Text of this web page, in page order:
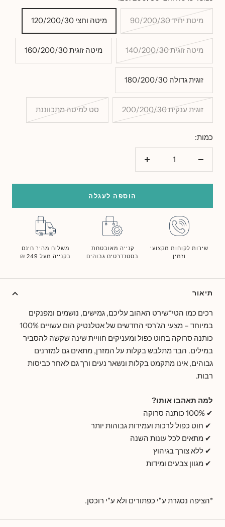
מיטת יחיד 90/200/30 מיטה וחצי 120/200/30
מיטה זוגית 140/200/30 מיטה זוגית 160/200/30
זוגית גדולה 180/200/30
זוגית ענקית 200/200/30 סט למיטה מתכווננת
כמות:
הוסף
הוספה לעגלה
שירות לקוחות מקצועי
וזמין
קנייה מאובטחת
בסטנדרטים גבוהים
משלוח מהיר חינם
בקנייה מעל 249 ₪
תיאור
רכים כמו הטי־שירט האהוב עליכם, גמישים, נושמים ומפנקים
במיוחד – מצעי הג'רסי החדשים של אטלנטיק הום עשויים 100%
כותנה סרוקה בחוט כפול ומעניקים חוויית שינה שקשה להסביר
במילים. הבד מתלבש בקלות על המזרן, מתאים גם למזרנים
גבוהים, אינו מתקמט בקלות ונשאר נעים ורך גם לאחר כביסות
רבות.
למה תאהבו אותו?
✔ 100% כותנה סרוקה
✔ חוט כפול לרכות ועמידות גבוהות יותר
✔ מתאים לכל עונות השנה
✔ ללא צורך בגיהוץ
✔ מגוון צבעים ומידות
*הציפה נסגרת ע"י כפתורים ולא ע"י רוכסן.